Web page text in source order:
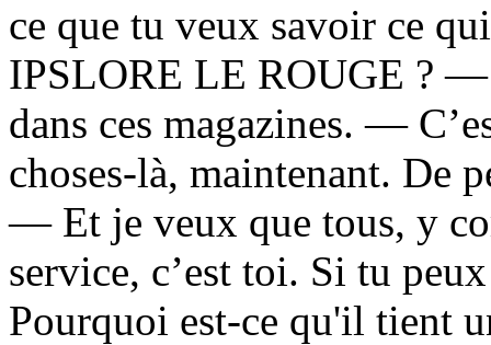
ce que tu veux savoir ce
IPSLORE LE ROUGE ? —
dans ces magazines. —
choses-là, maintenant. De
— Et je veux que tous, y
service, c’est toi. Si tu
Pourquoi est-ce qu'il tient